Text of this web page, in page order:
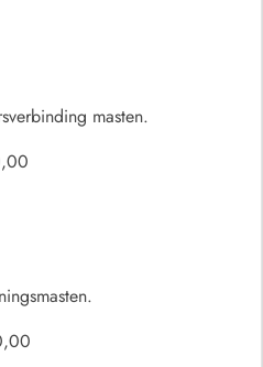
masten.